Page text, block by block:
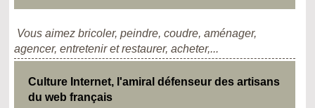
Vous aimez bricoler, peindre, coudre, aménager,
agencer, entretenir et restaurer, acheter,...
Culture Internet, l'amiral défenseur des artisans
du web français